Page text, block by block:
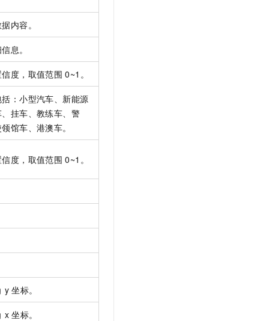
内容。
息。
度，取值范围 0~1。
：小型汽车、新能源
挂车、教练车、警
馆车、港澳车。
度，取值范围 0~1。
y 坐标。
x 坐标。